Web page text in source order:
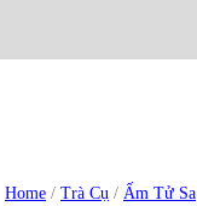
Home / Trà Cụ / Ấm Tử Sa